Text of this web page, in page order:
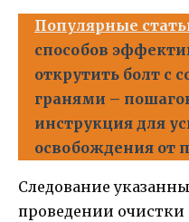
Популярные
способов
открутить болт с
гранями –
инструкция для
освобождения от
Следование
проведении